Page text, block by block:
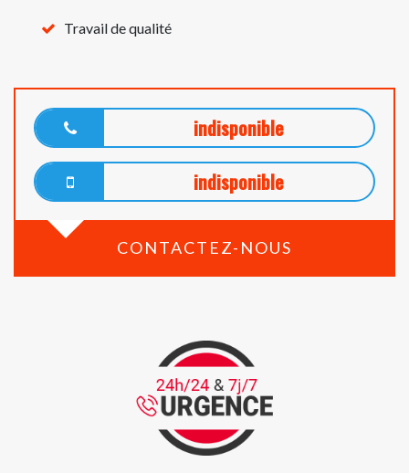
Travail de qualité
indisponible
indisponible
CONTACTEZ-NOUS